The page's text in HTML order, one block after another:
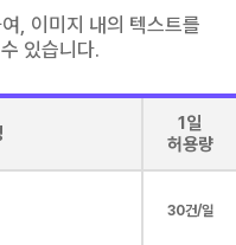
, 이미지 내의 텍스트를
있습니다.
1일
허용량
30건/일